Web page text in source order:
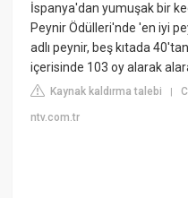
İspanya'dan yumuşak bir
Peynir Ödülleri'nde 'en iyi
adlı peynir, beş kıtada
içerisinde 103 oy alarak
Kaynak kaldırma talebi |
ntv.com.tr